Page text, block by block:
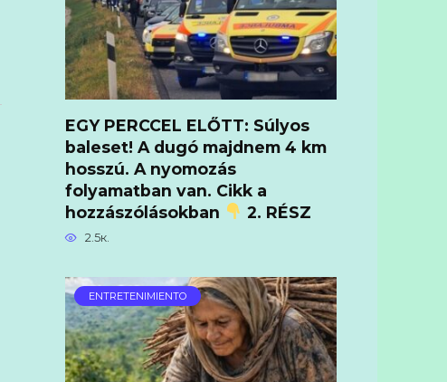
EGY PERCCEL ELŐTT: Súlyos
baleset! A dugó majdnem 4 km
hosszú. A nyomozás
folyamatban van. Cikk a
hozzászólásokban
2. RÉSZ
2.5к.
ENTRETENIMIENTO